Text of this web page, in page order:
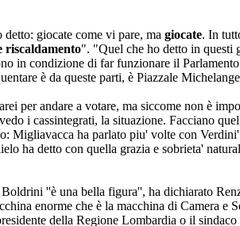
giocate come vi pare, ma giocate. In
riscaldamento". "Quel che ho detto in questi
in condizione di far funzionare il
è da queste parti, è Piazzale
per andare a votare, ma siccome non è
i cassintegrati, la situazione. Facciano
Migliavacca ha parlato piu' volte con
ha detto con quella grazia e sobrieta'
''è una bella figura'', ha dichiarato
enorme che è la macchina di Camera
della Regione Lombardia o il